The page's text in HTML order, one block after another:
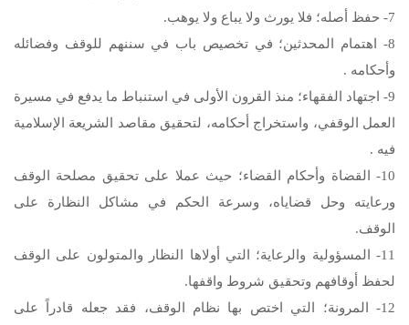
7- حفظ أصله؛ فلا يورث ولا يباع ولا يوهب.
8- اهتمام المحدثين؛ في تخصيص باب في سننهم للوقف وفضائله
وأحكامه .
9- اجتهاد الفقهاء؛ منذ القرون الأولى في استنباط ما يدفع في مسيرة
العمل الوقفي، واستخراج أحكامه، لتحقيق مقاصد الشريعة الإسلامية
فيه .
10- القضاة وأحكام القضاء؛ حيث عملا على تحقيق مصلحة الوقف
ورعايته وحل قضاياه، وسرعة الحكم في مشاكل النظارة على
الوقف.
11- المسؤولية والرعاية؛ التي أولاها النظار والمتولون على الوقف
لحفظ أوقافهم وتحقيق شروط واقفها.
12- المرونة؛ التي اختص بها نظام الوقف، فقد جعله قادراً على